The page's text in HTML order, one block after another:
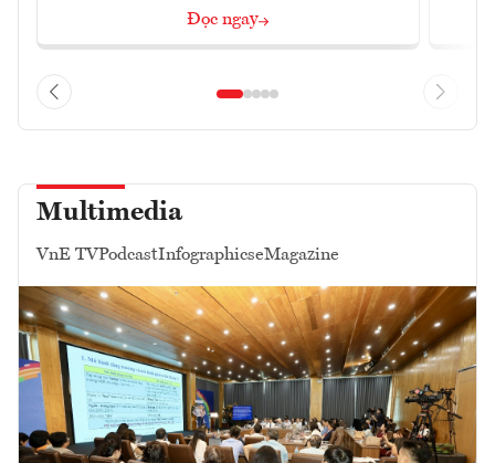
Đọc ngay
Multimedia
VnE TVPodcastInfographicseMagazine